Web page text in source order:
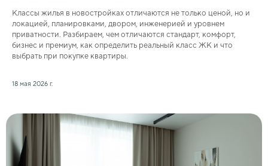
Классы жилья в новостройках отличаются не только ценой, но и
локацией, планировками, двором, инженерией и уровнем
приватности. Разбираем, чем отличаются стандарт, комфорт,
бизнес и премиум, как определить реальный класс ЖК и что
выбрать при покупке квартиры.
18 мая 2026 г.